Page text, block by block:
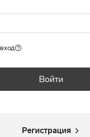
Войти
Регистрация